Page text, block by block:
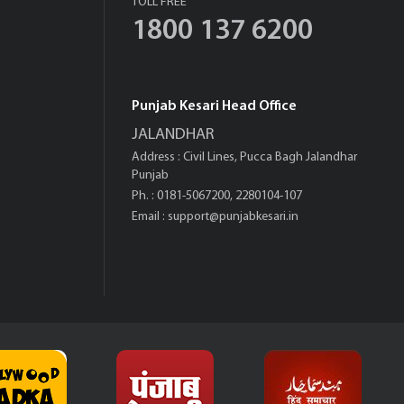
1800 137 6200
Punjab Kesari Head Office
JALANDHAR
Address : Civil Lines, Pucca Bagh Jalandhar
Punjab
Ph. : 0181-5067200, 2280104-107
Email : support@punjabkesari.in